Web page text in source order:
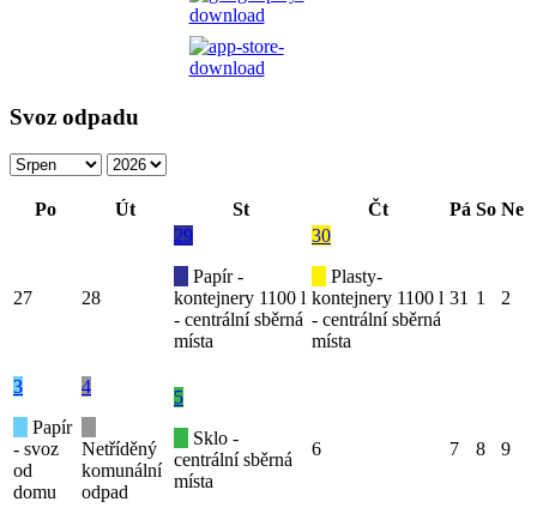
Svoz odpadu
Po Út St Čt Pá So Ne
27 28
29
Papír -
kontejnery 1100 l
- centrální sběrná
místa
30
Plasty-
kontejnery 1100 l
- centrální sběrná
místa
31 1 2
3
Papír
- svoz
od
domu
4
Netříděný
komunální
odpad
5
Sklo -
centrální sběrná
místa
6 7 8 9